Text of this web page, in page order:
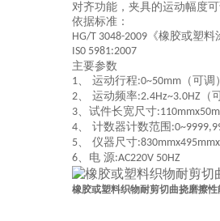
对齐功能，夹具的运动幅度
依据标准：
HG/T 3048-2009 《橡胶或塑
IS0 5981:2007
主要参数
1、 运动行程:0~50mm （可调
2、 运动频率:2.4Hz~3.0HZ （
3、试件长宽尺寸
4、 计数器计数范围
5、 仪器尺寸
6、电 源:AC220V 50HZ
橡胶或塑料织物耐剪切曲挠磨擦性